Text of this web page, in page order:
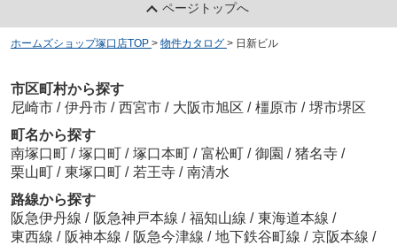
ページトップへ
ホームズショップ塚口店TOP > 物件カタログ > 日新ビル
市区町村から探す
尼崎市 / 伊丹市 / 西宮市 / 大阪市旭区 / 橿原市 / 堺市堺区
町名から探す
南塚口町 / 塚口町 / 塚口本町 / 富松町 / 御園 / 猪名寺 /
栗山町 / 東塚口町 / 若王寺 / 南清水
路線から探す
阪急伊丹線 / 阪急神戸本線 / 福知山線 / 東海道本線 /
東西線 / 阪神本線 / 阪急今津線 / 地下鉄谷町線 / 京阪本線 /